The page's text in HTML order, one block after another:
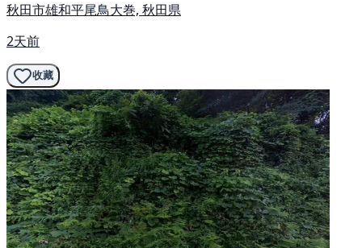
秋田市雄和平尾鳥大巻, 秋田県
2天前
收藏